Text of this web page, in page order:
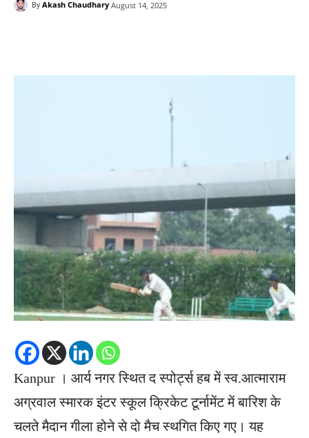
By Akash Chaudhary August 14, 2025
Kanpur । आर्य नगर स्थित द स्पोर्ट्स हब में स्व.आत्माराम
अग्रवाल स्मारक इंटर स्कूल क्रिकेट टूर्नामेंट में बारिश के
चलते मैदान गीला होने से दो मैच स्थगित किए गए। यह